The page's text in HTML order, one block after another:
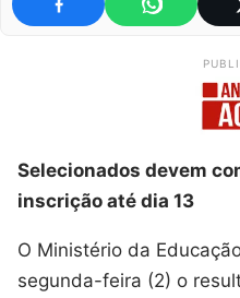
Selecionados devem
inscrição até dia 13
O Ministério da
segunda-feira (2) o